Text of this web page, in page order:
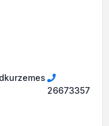
26673357